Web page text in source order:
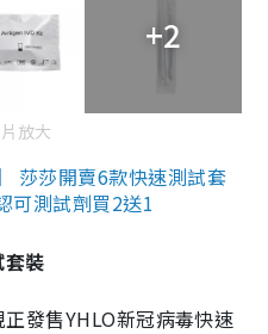
+2
放大
莎莎開賣6款快速測試套
可測試劑買2送1
裝
發售YHLO新冠病毒快速